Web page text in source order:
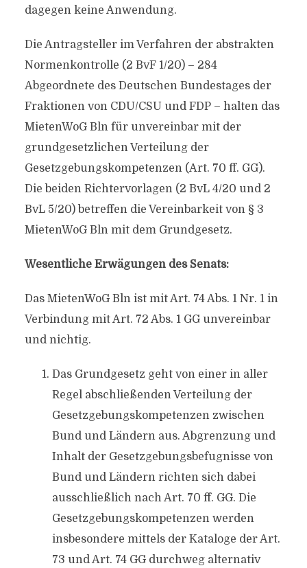
dagegen keine Anwendung.
Die Antragsteller im Verfahren der abstrakten
Normenkontrolle (2 BvF 1/20) – 284
Abgeordnete des Deutschen Bundestages der
Fraktionen von CDU/CSU und FDP – halten das
MietenWoG Bln für unvereinbar mit der
grundgesetzlichen Verteilung der
Gesetzgebungskompetenzen (Art. 70 ff. GG).
Die beiden Richtervorlagen (2 BvL 4/20 und 2
BvL 5/20) betreffen die Vereinbarkeit von § 3
MietenWoG Bln mit dem Grundgesetz.
Wesentliche Erwägungen des Senats:
Das MietenWoG Bln ist mit Art. 74 Abs. 1 Nr. 1 in
Verbindung mit Art. 72 Abs. 1 GG unvereinbar
und nichtig.
Das Grundgesetz geht von einer in aller
Regel abschließenden Verteilung der
Gesetzgebungskompetenzen zwischen
Bund und Ländern aus. Abgrenzung und
Inhalt der Gesetzgebungsbefugnisse von
Bund und Ländern richten sich dabei
ausschließlich nach Art. 70 ff. GG. Die
Gesetzgebungskompetenzen werden
insbesondere mittels der Kataloge der Art.
73 und Art. 74 GG durchweg alternativ